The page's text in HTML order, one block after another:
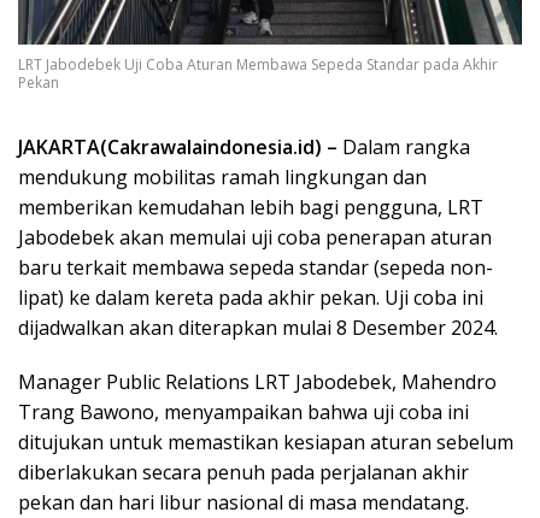
LRT Jabodebek Uji Coba Aturan Membawa Sepeda Standar pada Akhir
Pekan
JAKARTA(Cakrawalaindonesia.id) – Dalam rangka
mendukung mobilitas ramah lingkungan dan
memberikan kemudahan lebih bagi pengguna, LRT
Jabodebek akan memulai uji coba penerapan aturan
baru terkait membawa sepeda standar (sepeda non-
lipat) ke dalam kereta pada akhir pekan. Uji coba ini
dijadwalkan akan diterapkan mulai 8 Desember 2024.
Manager Public Relations LRT Jabodebek, Mahendro
Trang Bawono, menyampaikan bahwa uji coba ini
ditujukan untuk memastikan kesiapan aturan sebelum
diberlakukan secara penuh pada perjalanan akhir
pekan dan hari libur nasional di masa mendatang.